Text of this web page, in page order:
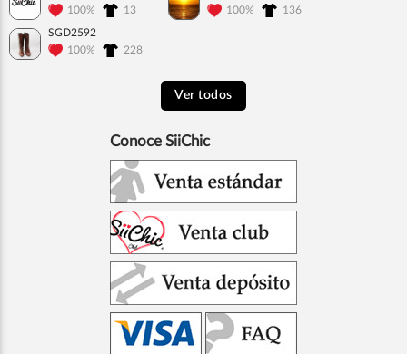
100%
13
100%
136
SGD2592
100%
228
Ver todos
Conoce SiiChic